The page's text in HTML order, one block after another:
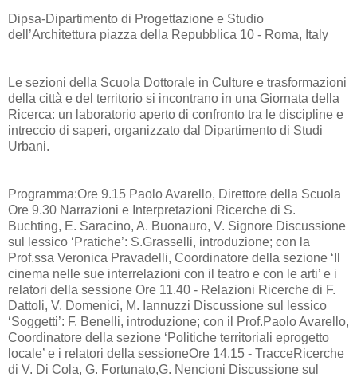
Dipsa-Dipartimento di Progettazione e Studio
dell’Architettura piazza della Repubblica 10 - Roma, Italy
Le sezioni della Scuola Dottorale in Culture e trasformazioni
della città e del territorio si incontrano in una Giornata della
Ricerca: un laboratorio aperto di confronto tra le discipline e
intreccio di saperi, organizzato dal Dipartimento di Studi
Urbani.
Programma:Ore 9.15 Paolo Avarello, Direttore della Scuola
Ore 9.30 Narrazioni e Interpretazioni Ricerche di S.
Buchting, E. Saracino, A. Buonauro, V. Signore Discussione
sul lessico ‘Pratiche’: S.Grasselli, introduzione; con la
Prof.ssa Veronica Pravadelli, Coordinatore della sezione ‘Il
cinema nelle sue interrelazioni con il teatro e con le arti’ e i
relatori della sessione Ore 11.40 - Relazioni Ricerche di F.
Dattoli, V. Domenici, M. Iannuzzi Discussione sul lessico
‘Soggetti’: F. Benelli, introduzione; con il Prof.Paolo Avarello,
Coordinatore della sezione ‘Politiche territoriali eprogetto
locale’ e i relatori della sessioneOre 14.15 - TracceRicerche
di V. Di Cola, G. Fortunato,G. Nencioni Discussione sul